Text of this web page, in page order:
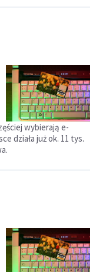
wybierają e-
działa już ok. 11 tys.